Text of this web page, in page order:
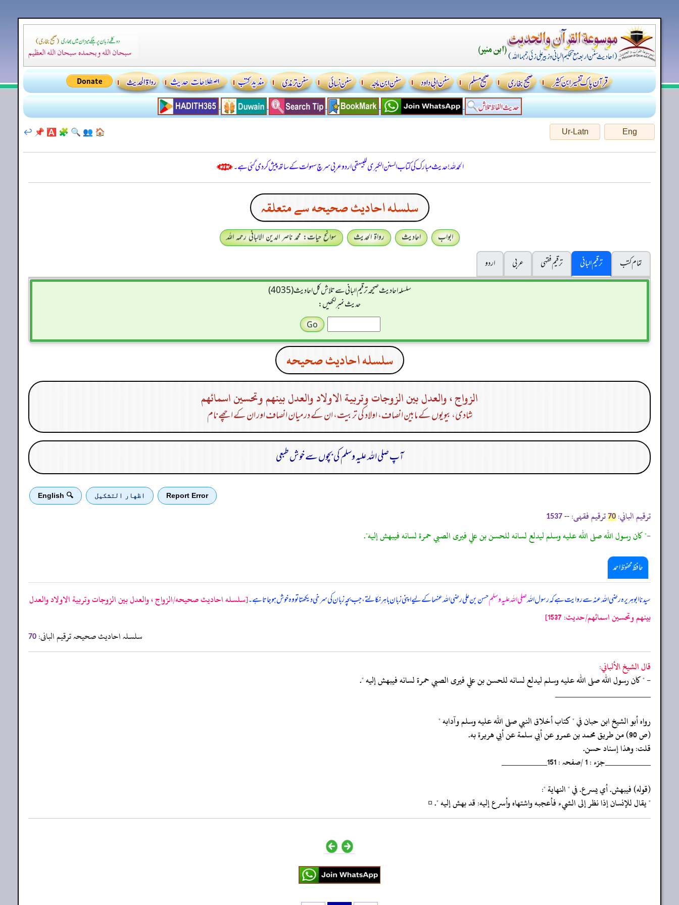
Eng
Ur-Latn
🏠
👥
🔍
🧩
🅰️
📌
↩️
الحمدللہ! حدیث مبارک کی کتاب السنن الكبرى للبيهقي اردو عربی سرچ سہولت کے ساتھ پیش کر دی گئی ہے۔
سلسله احاديث صحيحه سے متعلقہ
ابواب احادیث رواۃ الحدیث
سوانح حیات: محمد ناصر الدین الالبانی رحمہ اللہ
تمام کتب
ترقیم البانی ترقيم فقہی عربی
اردو
سلسله احاديث صحيحه ترقیم البانی سے تلاش کل احادیث (4035)
حدیث نمبر لکھیں:
سلسله احاديث صحيحه
الزواج ، والعدل بين الزوجات وتربية الاولاد والعدل بينهم وتحسين اسمائهم
شادی، بیویوں کے مابین انصاف، اولاد کی تربیت، ان کے درمیان انصاف اور ان کے اچھے نام
آپ صلی اللہ علیہ وسلم کی بچوں سے خوش طبعی
Report Error اظهار التشكيل 🔍 English
ترقیم الباني: 70 ترقیم فقہی: --
1537
-" كان رسول الله صلى الله عليه وسلم ليدلع لسانه للحسن بن علي فيرى الصبي حمرة لسانه فيبهش إليه".
حافظ محفوظ احمد
سیدنا ابوہریرہ رضی الله عنہ سے روایت ہے کہ رسول اللهصلی اللہ علیہ وسلمحسن بن علی رضی الله عنہما کے لیے اپنی زبان باہر نکالتے، جب بچہ زبان کی سرخی دیکھتا تو وہ خوش ہو جاتا ہے۔[سلسله احاديث صحيحه/الزواج ، والعدل بين الزوجات وتربية الاولاد والعدل
بينهم وتحسين اسمائهم/حدیث: 1537]
سلسلہ احادیث صحیحہ ترقیم البانی: 70
قال الشيخ الألباني:
- " كان رسول الله صلى الله عليه وسلم ليدلع لسانه للحسن بن علي فيرى الصبي حمرة لسانه فيبهش إليه ".
‏‏‏‏_____________________
‏‏‏‏رواه أبو الشيخ ابن حبان في " كتاب أخلاق النبي صلى الله عليه وسلم وآدابه "
‏‏‏‏(ص 90) من طريق محمد بن عمرو عن أبي سلمة عن أبي هريرة به.
‏‏‏‏قلت: وهذا إسناد حسن.
‏‏‏‏__________جزء : 1 /صفحہ : 151__________
‏‏‏‏(قوله) فيبهش. أي يسرع. في " النهاية ":
‏‏‏‏" يقال للإنسان إذا نظر إلى الشيء فأعجبه واشتهاه وأسرع إليه: قد بهش إليه ". ¤